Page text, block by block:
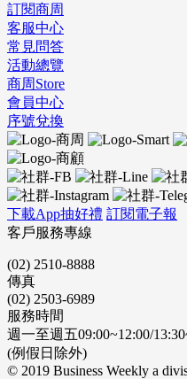
訂閱商周
客服中心
常見問答
活動總覽
商周Store
會員中心
序號兌換
下載App抽好禮 訂閱電子報
客戶服務專線
(02) 2510-8888
傳真
(02) 2503-6989
服務時間
週一至週五09:00~12:00/
(例假日除外)
© 2019 Business Weekly a